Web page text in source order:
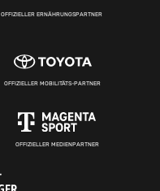
OFFIZIELLER ERNÄHRUNGSPARTNER
OFFIZIELLER MOBILITÄTS-PARTNER
OFFIZIELLER MEDIENPARTNER